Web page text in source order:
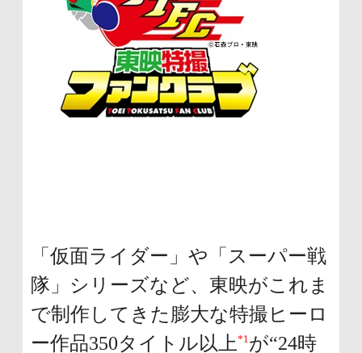
「仮面ライダー」や「スーパー戦
隊」シリーズなど、東映がこれま
で制作してきた膨大な特撮ヒーロ
ー作品350タイトル以上*1が“24時